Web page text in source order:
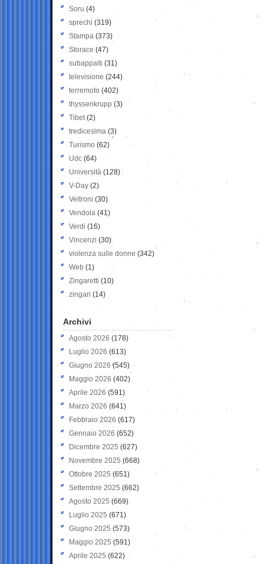
Soru (4)
sprechi (319)
Stampa (373)
Storace (47)
subappalti (31)
televisione(244)
terremoto (402)
thyssenkrupp (3)
Tibet(2)
tredicesima (3)
Turismo (62)
Udc (64)
Università (128)
V-Day (2)
Veltroni (30)
Vendola (41)
Verdi (16)
Vincenzi (30)
violenza sulle donne (342)
Web (1)
Zingaretti (10)
zingari (14)
Archivi
Agosto 2026 (178)
Luglio 2026 (613)
Giugno 2026 (545)
Maggio 2026 (402)
Aprile 2026 (591)
Marzo 2026 (641)
Febbraio 2026 (617)
Gennaio 2026 (652)
Dicembre 2025 (627)
Novembre 2025 (668)
Ottobre 2025 (651)
Settembre 2025 (662)
Agosto 2025 (669)
Luglio 2025 (671)
Giugno 2025 (573)
Maggio 2025 (591)
Aprile 2025 (622)